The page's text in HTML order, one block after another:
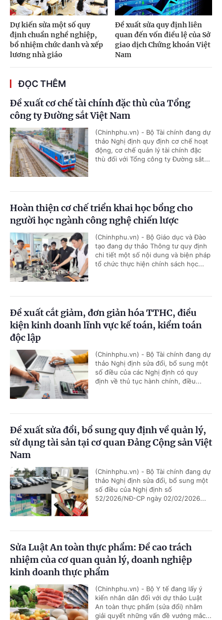
Dự kiến sửa một số quy
định chuẩn nghề nghiệp,
bổ nhiệm chức danh và xếp
lương nhà giáo
Đề xuất sửa quy định liên
quan đến vốn điều lệ của Sở
giao dịch Chứng khoán Việt
Nam
ĐỌC THÊM
Đề xuất cơ chế tài chính đặc thù của Tổng
công ty Đường sắt Việt Nam
(Chinhphu.vn) - Bộ Tài chính đang dự
thảo Nghị định quy định cơ chế hoạt
động, cơ chế quản lý tài chính đặc
thù đối với Tổng công ty Đường sắt...
Hoàn thiện cơ chế triển khai học bổng cho
người học ngành công nghệ chiến lược
(Chinhphu.vn) - Bộ Giáo dục và Đào
tạo đang dự thảo Thông tư quy định
chi tiết một số nội dung và biện pháp
tổ chức thực hiện chính sách học...
Đề xuất cắt giảm, đơn giản hóa TTHC, điều
kiện kinh doanh lĩnh vực kế toán, kiểm toán
độc lập
(Chinhphu.vn) - Bộ Tài chính đang dự
thảo Nghị định sửa đổi, bổ sung một
số điều của các Nghị định có quy
định về thủ tục hành chính, điều...
Đề xuất sửa đổi, bổ sung quy định về quản lý,
sử dụng tài sản tại cơ quan Đảng Cộng sản Việt
Nam
(Chinhphu.vn) - Bộ Tài chính đang dự
thảo Nghị định sửa đổi, bổ sung một
số điều của Nghị định số
52/2026/NĐ-CP ngày 02/02/2026...
Sửa Luật An toàn thực phẩm: Đề cao trách
nhiệm của cơ quan quản lý, doanh nghiệp
kinh doanh thực phẩm
(Chinhphu.vn) - Bộ Y tế đang lấy ý
kiến nhân dân đối với dự thảo Luật
An toàn thực phẩm (sửa đổi) nhằm
giải quyết những vấn đề vướng mắc...